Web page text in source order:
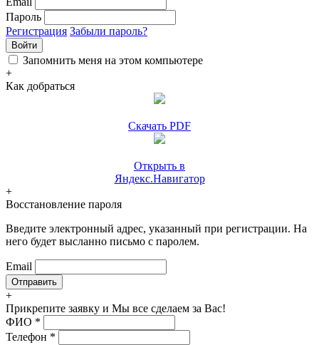
Пароль
Регистрация Забыли пароль?
Войти
Запомнить меня на этом компьютере
+
Как добраться
Скачать PDF
Открыть в
Яндекс.Навигатор
+
Восстановление пароля
Введите электронный адрес, указанный при регистрации. На
него будет высланно письмо с паролем.
Email
+
Прикрепите заявку и Мы все сделаем за Вас!
ФИО *
Телефон *